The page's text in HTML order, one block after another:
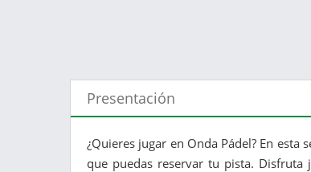
Presentación
¿Quieres jugar en Onda Pádel? En
que puedas reservar tu pista.